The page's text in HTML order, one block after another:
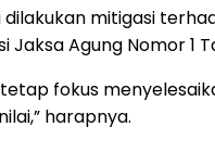
mitigasi
Agung Nomor 1
fokus
harapnya.